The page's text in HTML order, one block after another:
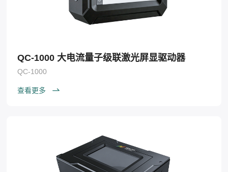
QC-1000 大电流量子级联激光屏显驱动器
QC-1000
查看更多